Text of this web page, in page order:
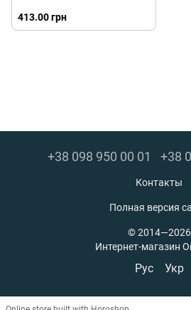
413.00 грн
+38 098 950 00 01 +38
Контакты
Полная версия
© 2014—2026
Интернет-магазин
Рус Укр